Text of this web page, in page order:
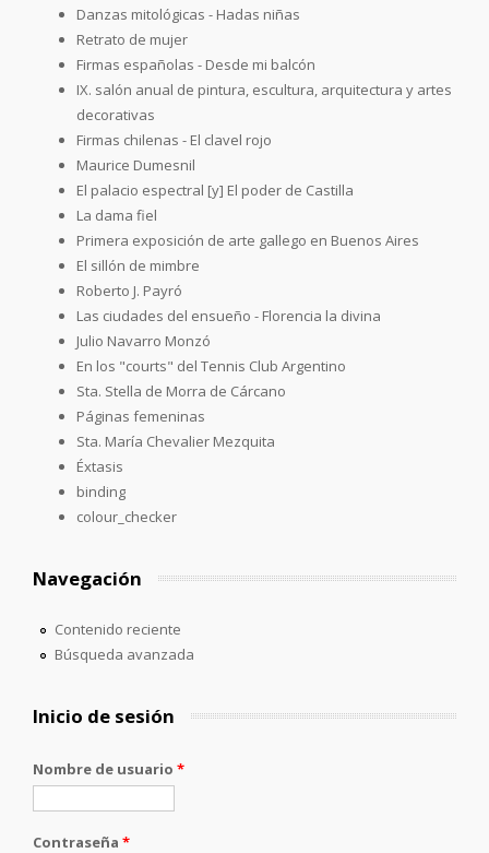
Danzas mitológicas - Hadas niñas
Retrato de mujer
Firmas españolas - Desde mi balcón
IX. salón anual de pintura, escultura, arquitectura y artes
decorativas
Firmas chilenas - El clavel rojo
Maurice Dumesnil
El palacio espectral [y] El poder de Castilla
La dama fiel
Primera exposición de arte gallego en Buenos Aires
El sillón de mimbre
Roberto J. Payró
Las ciudades del ensueño - Florencia la divina
Julio Navarro Monzó
En los "courts" del Tennis Club Argentino
Sta. Stella de Morra de Cárcano
Páginas femeninas
Sta. María Chevalier Mezquita
Éxtasis
binding
colour_checker
Navegación
Contenido reciente
Búsqueda avanzada
Inicio de sesión
Nombre de usuario *
Contraseña *